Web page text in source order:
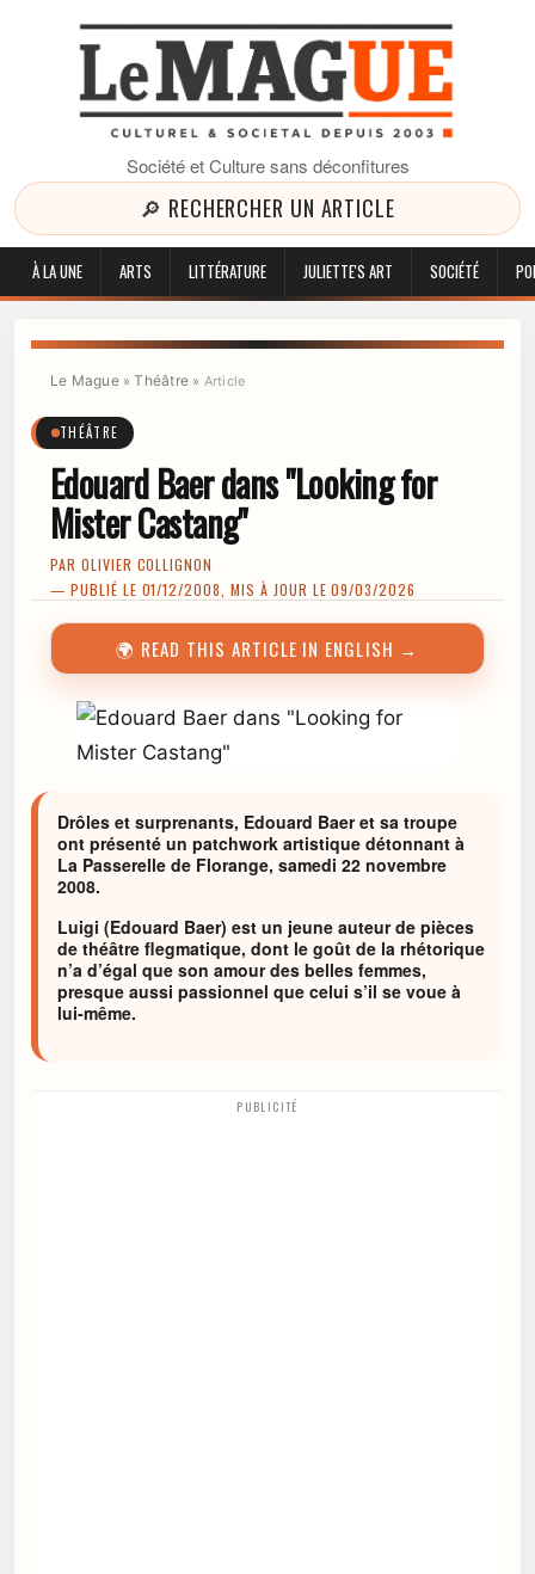
Société et Culture sans déconfitures
🔎 RECHERCHER UN ARTICLE
À LA UNE ARTS LITTÉRATURE JULIETTE'S ART SOCIÉTÉ
Le Mague»Théâtre» Article
THÉÂTRE
Edouard Baer dans "Looking for
Mister Castang"
PAR OLIVIER COLLIGNON
— PUBLIÉ LE 01/12/2008, MIS À JOUR LE 09/03/2026
🌍 READ THIS ARTICLE IN ENGLISH →
Drôles et surprenants, Edouard Baer et sa troupe
ont présenté un patchwork artistique détonnant à
La Passerelle de Florange, samedi 22 novembre
2008.
Luigi (Edouard Baer) est un jeune auteur de pièces
de théâtre flegmatique, dont le goût de la rhétorique
n’a d’égal que son amour des belles femmes,
presque aussi passionnel que celui s’il se voue à
lui-même.
PUBLICITÉ